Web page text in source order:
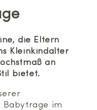
die Eltern
Kleinkindalter
an
bietet.
Babytrage im